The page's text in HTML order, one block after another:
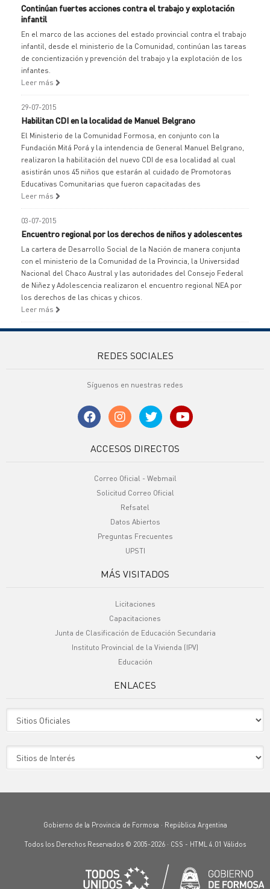
Continúan fuertes acciones contra el trabajo y explotación
infantil
En el marco de las acciones del estado provincial contra el trabajo
infantil, desde el ministerio de la Comunidad, continúan las tareas
de concientización y prevención del trabajo y la explotación de los
infantes.
Leer más
29-07-2015
Habilitan CDI en la localidad de Manuel Belgrano
El Ministerio de la Comunidad Formosa, en conjunto con la
Fundación Mitá Porá y la intendencia de General Manuel Belgrano,
realizaron la habilitación del nuevo CDI de esa localidad al cual
asistirán unos 45 niños que estarán al cuidado de Promotoras
Educativas Comunitarias que fueron capacitadas des
Leer más
03-07-2015
Encuentro regional por los derechos de niños y adolescentes
La cartera de Desarrollo Social de la Nación de manera conjunta
con el ministerio de la Comunidad de la Provincia, la Universidad
Nacional del Chaco Austral y las autoridades del Consejo Federal
de Niñez y Adolescencia realizaron el encuentro regional NEA por
los derechos de las chicas y chicos.
Leer más
REDES SOCIALES
Síguenos en nuestras redes
ACCESOS DIRECTOS
Correo Oficial - Webmail
Solicitud Correo Oficial
Refsatel
Datos Abiertos
Preguntas Frecuentes
UPSTI
MÁS VISITADOS
Licitaciones
Capacitaciones
Junta de Clasificación de Educación Secundaria
Instituto Provincial de la Vivienda (IPV)
Educación
ENLACES
Gobierno de la Provincia de Formosa · República Argentina
Todos los Derechos Reservados © 2005-2026 · CSS - HTML 4.01 Válidos